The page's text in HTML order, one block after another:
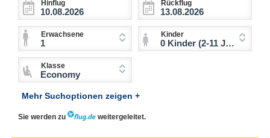
Hinflug Rückflug
Erwachsene
1
Kinder
0 Kinder (2-11 Jahre)
Klasse
Economy
Mehr Suchoptionen zeigen +
Sie werden zu weitergeleitet.